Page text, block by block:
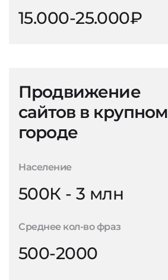
15.000-25.000₽
Продвижение
сайтов в крупном
городе
Население
500К - 3 млн
Среднее кол-во фраз
500-2000